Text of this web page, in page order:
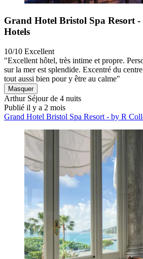
Grand Hotel Bristol Spa Resort
Hotels
10/10 Excellent
"Excellent hôtel, très intime et propre.
sur la mer est splendide. Excentré du
tout aussi bien pour y être au calme"
Masquer
ArthurSéjour de 4 nuits
Publié il y a 2 mois
Grand Hotel Bristol Spa Resort - by R